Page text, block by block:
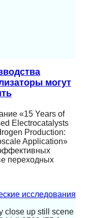
могут
«15 Years of
Electrocatalysts
Production:
Application»
переходных
исследования